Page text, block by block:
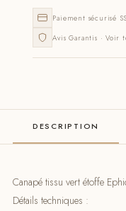
Paiement sécurisé
Avis Garantis · Voir
DESCRIPTION
Canapé tissu vert étoffe
Détails techniques :